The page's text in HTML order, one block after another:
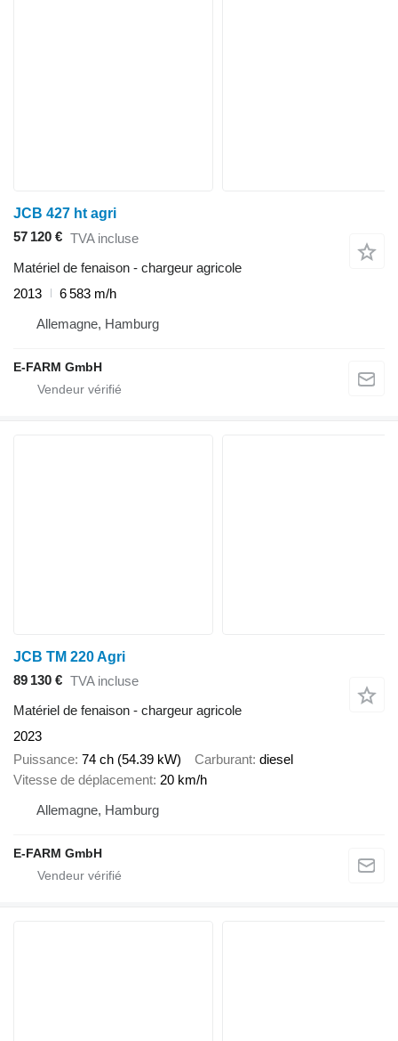
JCB 427 ht agri
57 120 € TVA incluse
Matériel de fenaison - chargeur agricole
2013
6 583 m/h
Allemagne, Hamburg
E-FARM GmbH
JCB TM 220 Agri
89 130 € TVA incluse
Matériel de fenaison - chargeur agricole
2023
Puissance 74 ch (54.39 kW) Carburant diesel
Vitesse de déplacement 20 km/h
Allemagne, Hamburg
E-FARM GmbH